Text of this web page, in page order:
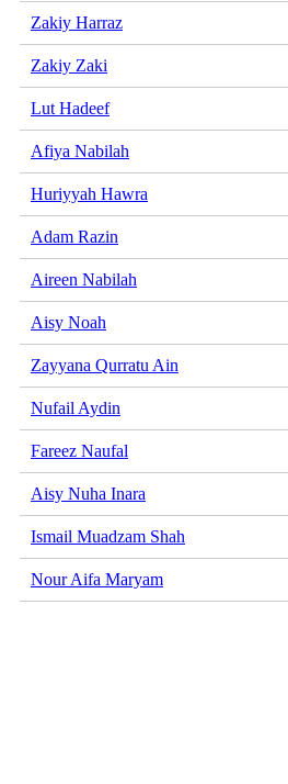
Zakiy Harraz
Zakiy Zaki
Lut Hadeef
Afiya Nabilah
Huriyyah Hawra
Adam Razin
Aireen Nabilah
Aisy Noah
Zayyana Qurratu Ain
Nufail Aydin
Fareez Naufal
Aisy Nuha Inara
Ismail Muadzam Shah
Nour Aifa Maryam